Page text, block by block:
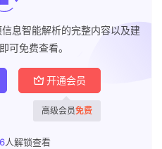
息智能解析的完整内容以及建
可免费查看。
开通会员
高级会员免费
人解锁查看